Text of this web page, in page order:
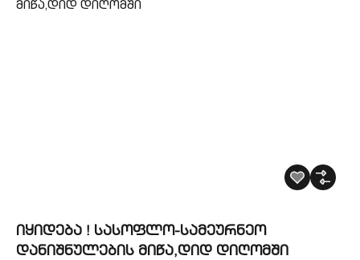
იყიდება ! სასოფლო-სამეურნეო
დანიშნულების მიწა,დიდ დიღომში